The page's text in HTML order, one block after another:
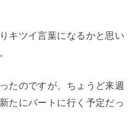
キツイ言葉になるかと思い
たのですが、ちょうど来週
たにパートに行く予定だっ